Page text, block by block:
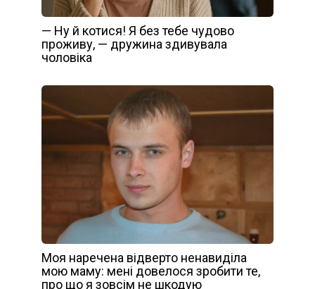
— Ну й котися! Я без тебе чудово
проживу, — дружина здивувала
чоловіка
Моя наречена відверто ненавиділа
мою маму: мені довелося зробити те,
про що я зовсім не шкодую